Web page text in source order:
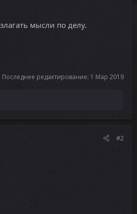
мысли по делу.
Последнее редактирование: 1 Мар 2019
#2